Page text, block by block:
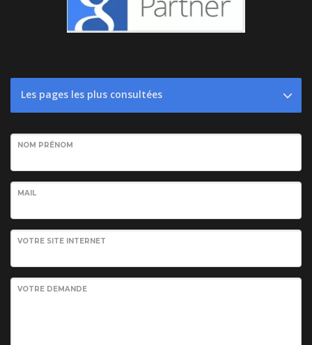
Les pages les plus consultées
NOM PRÉNOM
MAIL
VOTRE SITE INTERNET
VOTRE DEMANDE